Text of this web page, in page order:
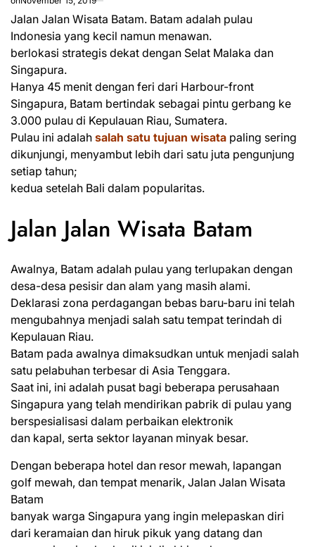
Jalan Jalan Wisata Batam. Batam adalah pulau
Indonesia yang kecil namun menawan.
berlokasi strategis dekat dengan Selat Malaka dan
Singapura.
Hanya 45 menit dengan feri dari Harbour-front
Singapura, Batam bertindak sebagai pintu gerbang ke
3.000 pulau di Kepulauan Riau, Sumatera.
Pulau ini adalah salah satu tujuan wisata paling sering
dikunjungi, menyambut lebih dari satu juta pengunjung
setiap tahun;
kedua setelah Bali dalam popularitas.
Jalan Jalan Wisata Batam
Awalnya, Batam adalah pulau yang terlupakan dengan
desa-desa pesisir dan alam yang masih alami.
Deklarasi zona perdagangan bebas baru-baru ini telah
mengubahnya menjadi salah satu tempat terindah di
Kepulauan Riau.
Batam pada awalnya dimaksudkan untuk menjadi salah
satu pelabuhan terbesar di Asia Tenggara.
Saat ini, ini adalah pusat bagi beberapa perusahaan
Singapura yang telah mendirikan pabrik di pulau yang
berspesialisasi dalam perbaikan elektronik
dan kapal, serta sektor layanan minyak besar.
Dengan beberapa hotel dan resor mewah, lapangan
golf mewah, dan tempat menarik, Jalan Jalan Wisata
Batam
banyak warga Singapura yang ingin melepaskan diri
dari keramaian dan hiruk pikuk yang datang dan